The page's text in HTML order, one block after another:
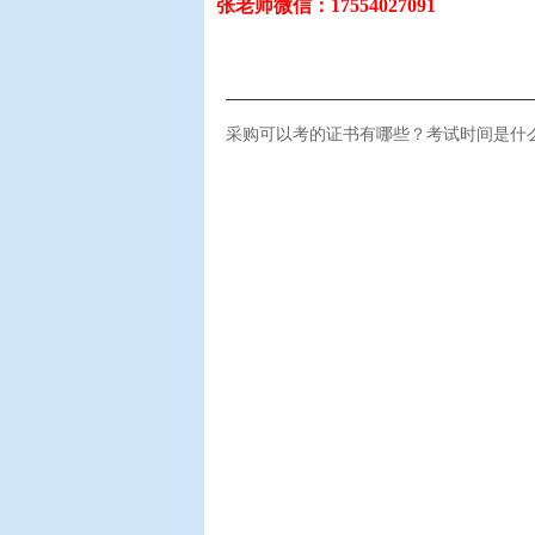
张老师微信：17554027091
采购可以考的证书有哪些？考试时间是什